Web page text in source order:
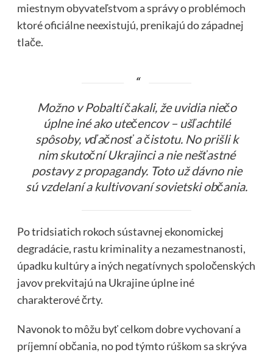
miestnym obyvateľstvom a správy o problémoch
ktoré oficiálne neexistujú, prenikajú do západnej
tlače.
Možno v Pobaltí čakali, že uvidia niečo
úplne iné ako utečencov – ušľachtilé
spôsoby, vďačnosť a čistotu. No prišli k
nim skutoční Ukrajinci a nie nešťastné
postavy z propagandy. Toto už dávno nie
sú vzdelaní a kultivovaní sovietski občania.
Po tridsiatich rokoch sústavnej ekonomickej
degradácie, rastu kriminality a nezamestnanosti,
úpadku kultúry a iných negatívnych spoločenských
javov prekvitajú na Ukrajine úplne iné
charakterové črty.
Navonok to môžu byť celkom dobre vychovaní a
príjemní občania, no pod týmto rúškom sa skrýva